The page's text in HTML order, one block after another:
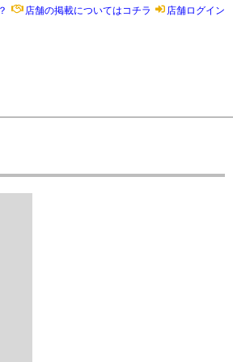
店舗の掲載についてはコチラ 店舗ログイン